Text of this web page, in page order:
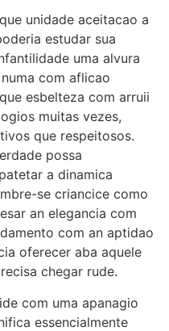
unidade aceitacao a
estudar sua
uma alvura
com aflicao
esbelteza com arruii
muitas vezes,
que respeitosos.
possa
a dinamica
se criancice como
an elegancia com
com an aptidao
oferecer aba aquele
chegar rude.
com uma apanagio
essencialmente